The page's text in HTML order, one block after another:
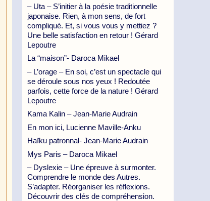
– Uta – S’initier à la poésie traditionnelle
japonaise. Rien, à mon sens, de fort
compliqué. Et, si vous vous y mettiez ?
Une belle satisfaction en retour ! Gérard
Lepoutre
La “maison”- Daroca Mikael
– L’orage – En soi, c’est un spectacle qui
se déroule sous nos yeux ! Redoutée
parfois, cette force de la nature ! Gérard
Lepoutre
Kama Kalin – Jean-Marie Audrain
En mon ici, Lucienne Maville-Anku
Haïku patronnal- Jean-Marie Audrain
Mys Paris – Daroca Mikael
– Dyslexie – Une épreuve à surmonter.
Comprendre le monde des Autres.
S’adapter. Réorganiser les réflexions.
Découvrir des clés de compréhension.